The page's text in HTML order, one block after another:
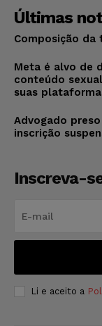
Últimas
Composição da
Meta é alvo de
conteúdo
suas
Advogado
inscrição
Inscreva-
Li e aceito a